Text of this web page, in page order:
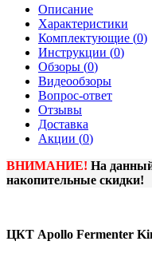
Описание
Характеристики
Комплектующие (0)
Инструкции (0)
Обзоры (0)
Видеообзоры
Вопрос-ответ
Отзывы
Доставка
Акции (0)
ВНИМАНИЕ! На
накопительные скидки!
ЦКТ Apollo Fermenter